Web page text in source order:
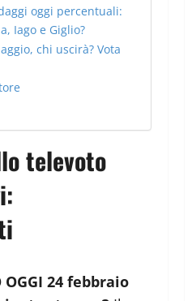
oggi percentuali:
Iago e Giglio?
chi uscirà? Vota
televoto
OGGI 24 febbraio